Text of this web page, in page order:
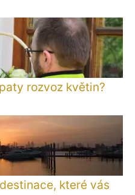
rozvoz květin?
které vás